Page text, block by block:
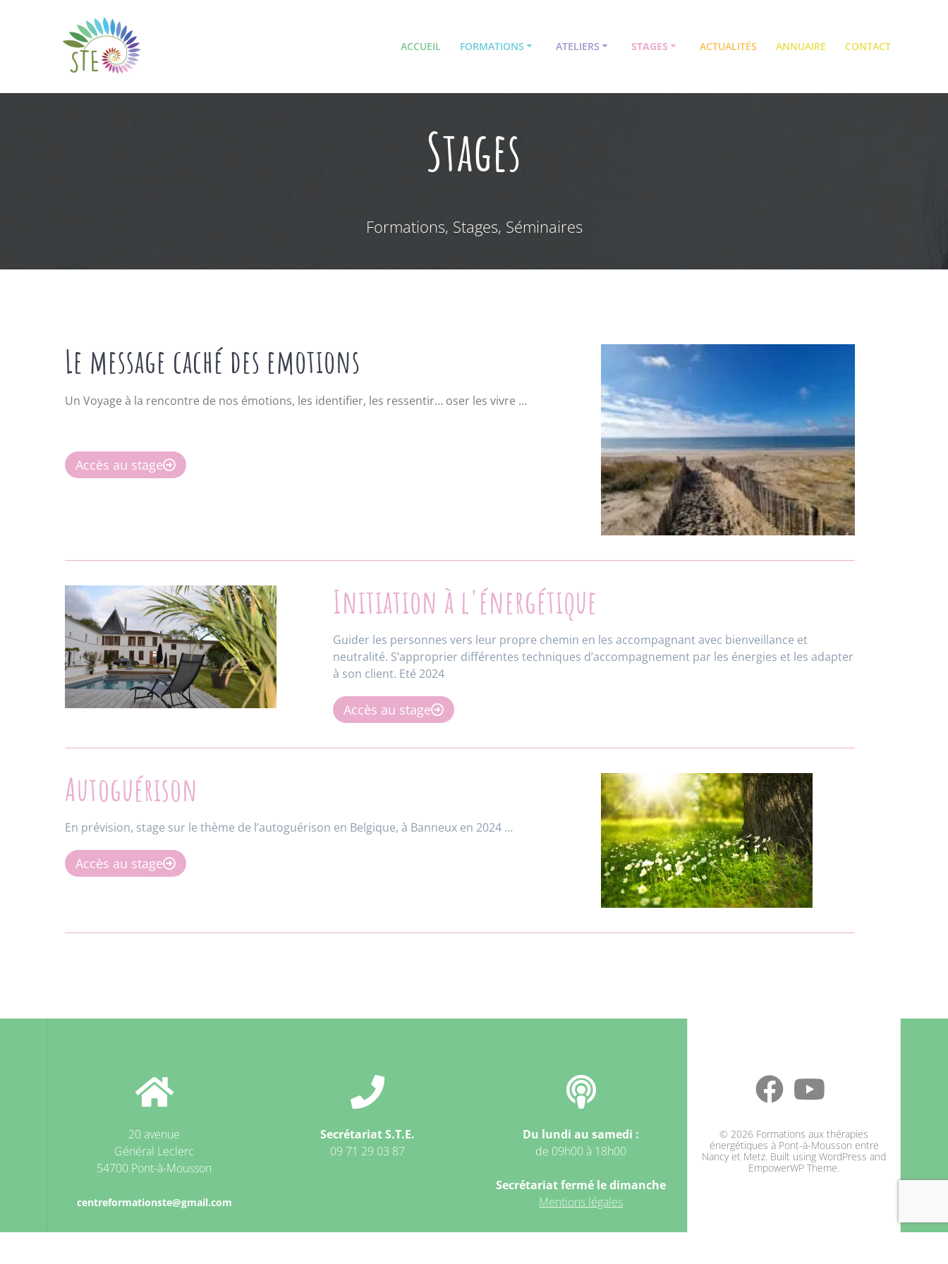
ACCUEIL FORMATIONS ATELIERS STAGES ACTUALITÉS ANNUAIRE CONTACT
Stages
Formations, Stages, Séminaires
Le message caché des emotions
Un Voyage à la rencontre de nos émotions, les identifier, les ressentir… oser les vivre …
Accès au stage
Initiation à l'énergétique
Guider les personnes vers leur propre chemin en les accompagnant avec bienveillance et
neutralité. S’approprier différentes techniques d’accompagnement par les énergies et les adapter
à son client. Eté 2024
Accès au stage
Autoguérison
En prévision, stage sur le thème de l’autoguérison en Belgique, à Banneux en 2024 …
Accès au stage
20 avenue
Général Leclerc
54700 Pont-à-Mousson
centreformationste@gmail.com
Secrétariat S.T.E.
09 71 29 03 87
Du lundi au samedi :
de 09h00 à 18h00
Secrétariat fermé le dimanche
Mentions légales
© 2026 Formations aux thérapies
énergétiques à Pont-à-Mousson entre
Nancy et Metz. Built using WordPress and
EmpowerWP Theme.